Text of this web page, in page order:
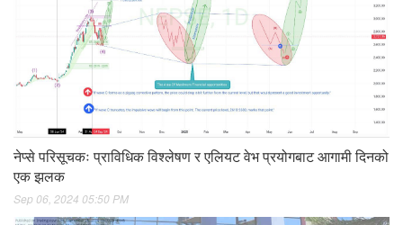
नेप्से परिसूचकः प्राविधिक विश्लेषण र एलियट वेभ प्रयोगबाट आगामी दिनको
एक झलक
Sep 06, 2024 05:50 PM